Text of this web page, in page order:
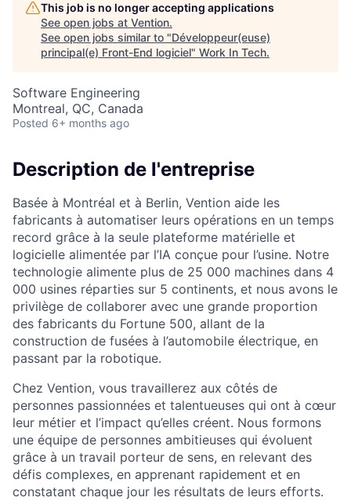
This job is no longer accepting applications
See open jobs at Vention.
See open jobs similar to "Développeur(euse)
principal(e) Front-End logiciel" Work In Tech.
Software Engineering
Montreal, QC, Canada
Posted 6+ months ago
Description de l'entreprise
Basée à Montréal et à Berlin, Vention aide les
fabricants à automatiser leurs opérations en un temps
record grâce à la seule plateforme matérielle et
logicielle alimentée par l’IA conçue pour l’usine. Notre
technologie alimente plus de 25 000 machines dans 4
000 usines réparties sur 5 continents, et nous avons le
privilège de collaborer avec une grande proportion
des fabricants du Fortune 500, allant de la
construction de fusées à l’automobile électrique, en
passant par la robotique.
Chez Vention, vous travaillerez aux côtés de
personnes passionnées et talentueuses qui ont à cœur
leur métier et l’impact qu’elles créent. Nous formons
une équipe de personnes ambitieuses qui évoluent
grâce à un travail porteur de sens, en relevant des
défis complexes, en apprenant rapidement et en
constatant chaque jour les résultats de leurs efforts.